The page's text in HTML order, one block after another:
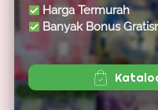
Harga Termurah
Banyak Bonus
`